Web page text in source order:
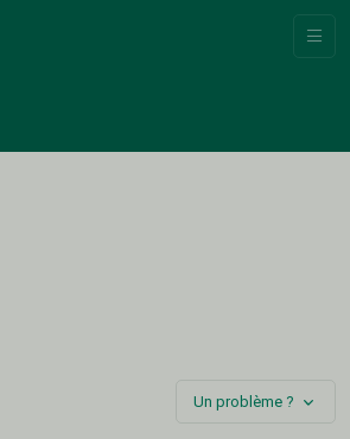
Un problème ?